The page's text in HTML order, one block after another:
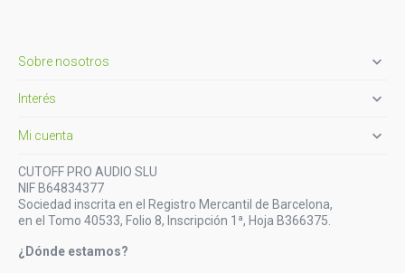
Sobre nosotros 
Interés 
Mi cuenta 
CUTOFF PRO AUDIO SLU
NIF B64834377
Sociedad inscrita en el Registro Mercantil de Barcelona,
en el Tomo 40533, Folio 8, Inscripción 1ª, Hoja B366375.
¿Dónde estamos?